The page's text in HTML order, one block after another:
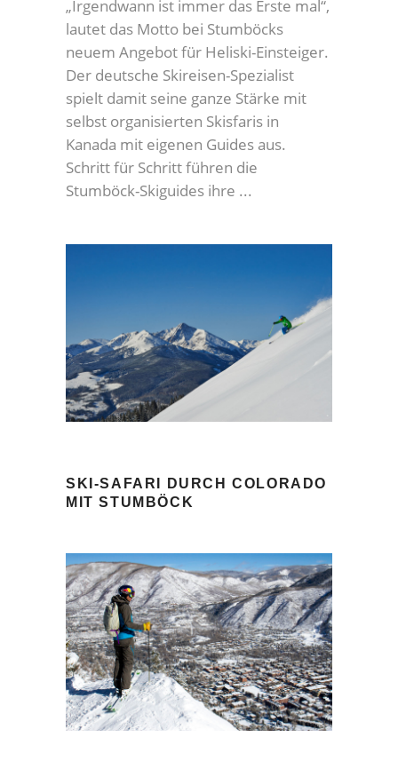
„Irgendwann ist immer das Erste mal“,
lautet das Motto bei Stumböcks
neuem Angebot für Heliski-Einsteiger.
Der deutsche Skireisen-Spezialist
spielt damit seine ganze Stärke mit
selbst organisierten Skisfaris in
Kanada mit eigenen Guides aus.
Schritt für Schritt führen die
Stumböck-Skiguides ihre
SKI-SAFARI DURCH COLORADO
MIT STUMBÖCK